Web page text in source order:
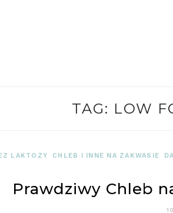
TAG: LOW
LAKTOZY CHLEB I INNE NA ZAKWASIE
Prawdziwy Chleb